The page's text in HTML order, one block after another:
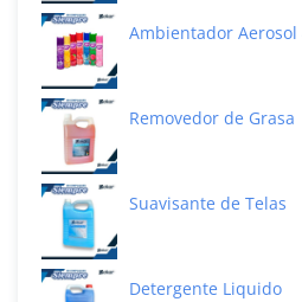
Ambientador Aerosol
Removedor de Grasa
Suavisante de Telas
Detergente Liquido